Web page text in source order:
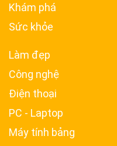
Khám phá
Sức khỏe
Làm đẹp
Công nghệ
Điện thoại
PC - Laptop
Máy tính bảng